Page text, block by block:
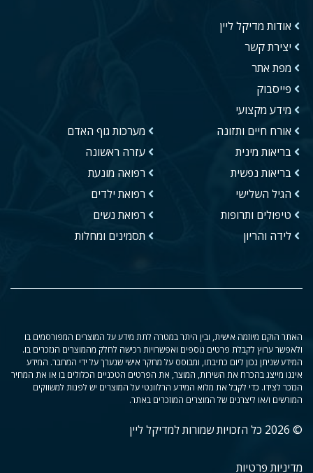
אודות מדיקל ליין
יצירת קשר
מפת אתר
פייסבוק
מידע מקצועי
אורח חיים ותזונה
בריאות מינית
בריאות נפשית
הגיל השלישי
טיפולים ותרופות
לידה והריון
מערכות גוף האדם
עזרה ראשונה
רפואה מונעת
רפואת ילדים
רפואת נשים
תסמינים ומחלות
האתר הוקם מיוזמה אישית, ובין היתר במטרה לתת מידע על המוצרים המפורסמים בו
ולאפשר ערוץ לקבלת פרטים נוספים ואפשרויות רכישה לחלק מהמוצרים הנזכרים בו.
המידע שניתן נכון ליום כתיבתו, ומבוסס על מחקר אישי שנערך על ידי המחבר. המידע
איננו מייצג בהכרח את השירות, המוצר, את הפרטים הטכניים הכלולים בו או את המחיר
הנזכר לצידו. כדי לקבל את מלוא המידע הרלוונטי על המוצרים יש לפנות למשווקים
המורשים ו/או ליצרנים של המוצרים המוזכרים באתר.
© 2026 כל הזכויות שמורות למדיקל ליין
מדיניות פרטיות